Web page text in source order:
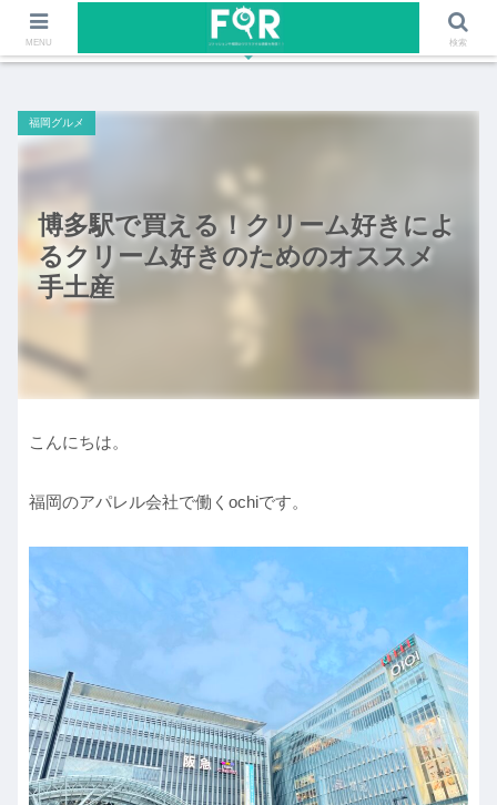
ファッションや福岡のワクワクする情報を発信！！
博多駅で買える！クリーム好きによ
るクリーム好きのためのオススメ
手土産
福岡グルメ
こんにちは。
福岡のアパレル会社で働くochiです。
MENU 検索